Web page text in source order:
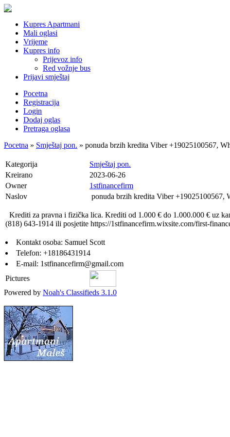
Kupres Apartmani
Mali oglasi
Vrijeme
Kupres info
Prijevoz info
Red vožnje bus
Prijavi smještaj
Pocetna
Registracija
Login
Dodaj oglas
Pretraga oglasa
Pocetna » Smještaj pon. » ponuda brzih kredita Viber +19025100567,
Kategorija
Smještaj pon.
Kreirano
2023-06-26
Owner
1stfinancefirm
Naslov
ponuda brzih kredita Viber +19025100567,
Krediti za pravna i fizička lica. Krediti od 1.000 € do 1.000.000 € uz
(818) 643-1914 ili posjetite https://1stfinancefirm.wixsite.com/first-
Kontakt osoba: Samuel Scott
Telefon: +18186431914
E-mail: 1stfinancefirm@gmail.com
Pictures
Powered by Noah's Classifieds 3.1.0